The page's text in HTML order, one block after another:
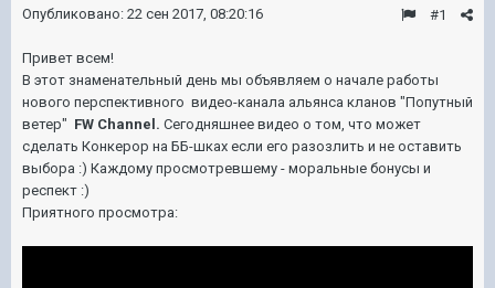
#1
Опубликовано: 22 сен 2017, 08:20:16
Привет всем!
В этот знаменательный день мы объявляем о начале работы
нового перспективного видео-канала альянса кланов "Попутный
ветер" FW Channel. Сегодняшнее видео о том, что может
сделать Конкерор на ББ-шках если его разозлить и не оставить
выбора :) Каждому просмотревшему - моральные бонусы и
респект :)
Приятного просмотра: